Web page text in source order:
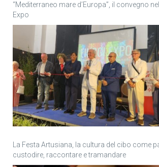
“Mediterraneo mare d’Europa”, il convegno
Expo
La Festa Artusiana, la cultura del cibo come
custodire, raccontare e tramandare